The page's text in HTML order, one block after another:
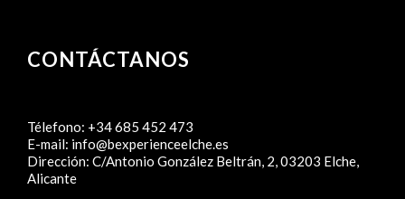
CONTÁCTANOS
Télefono: +34 685 452 473
E-mail: info@bexperienceelche.es
Dirección: C/Antonio González Beltrán, 2, 03203 Elche,
Alicante